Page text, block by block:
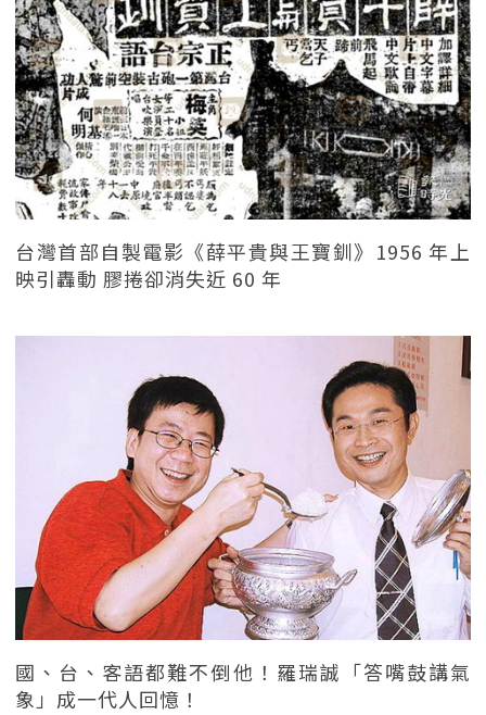
台灣首部自製電影《薛平貴與王寶釧》1956 年上
映引轟動 膠捲卻消失近 60 年
國、台、客語都難不倒他！羅瑞誠「答嘴鼓講氣
象」成一代人回憶！